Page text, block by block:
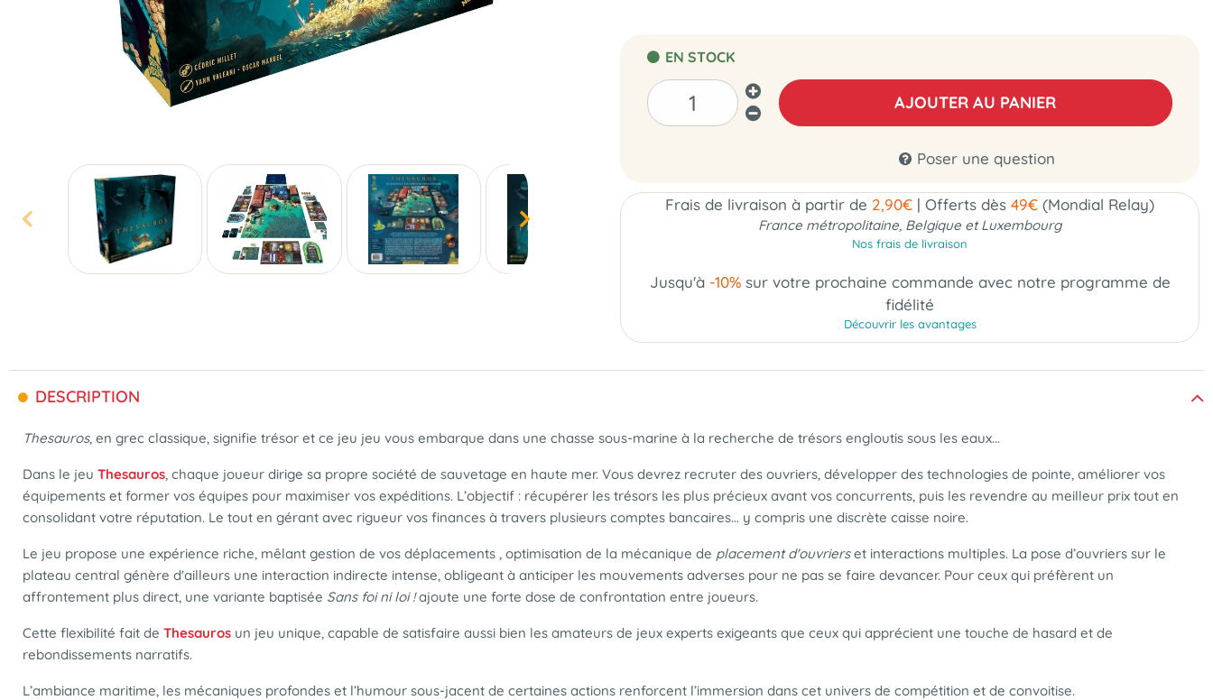
EN STOCK
AJOUTER AU PANIER
Poser une question
Frais de livraison à partir de 2,90€ | Offerts dès 49€ (Mondial Relay)
France métropolitaine, Belgique et Luxembourg
Nos frais de livraison
Jusqu'à -10%sur votre prochaine commande avec notre programme de
fidélité
Découvrir les avantages
DESCRIPTION
Thesauros, en grec classique, signifie trésor et ce jeu jeu vous embarque dans une chasse sous-marine à la recherche de trésors engloutis sous les eaux...
Dans le jeu Thesauros, chaque joueur dirige sa propre société de sauvetage en haute mer. Vous devrez recruter des ouvriers, développer des technologies de pointe, améliorer vos
équipements et former vos équipes pour maximiser vos expéditions. L’objectif : récupérer les trésors les plus précieux avant vos concurrents, puis les revendre au meilleur prix tout en
consolidant votre réputation. Le tout en gérant avec rigueur vos finances à travers plusieurs comptes bancaires… y compris une discrète caisse noire.
Le jeu propose une expérience riche, mêlant gestion de vos déplacements , optimisation de la mécanique de placement d'ouvrierset interactions multiples. La pose d’ouvriers sur le
plateau central génère d'ailleurs une interaction indirecte intense, obligeant à anticiper les mouvements adverses pour ne pas se faire devancer. Pour ceux qui préfèrent un
affrontement plus direct, une variante baptisée Sans foi ni loi !ajoute une forte dose de confrontation entre joueurs.
Cette flexibilité fait de Thesauros un jeu unique, capable de satisfaire aussi bien les amateurs de jeux experts exigeants que ceux qui apprécient une touche de hasard et de
rebondissements narratifs.
L’ambiance maritime, les mécaniques profondes et l’humour sous-jacent de certaines actions renforcent l’immersion dans cet univers de compétition et de convoitise.